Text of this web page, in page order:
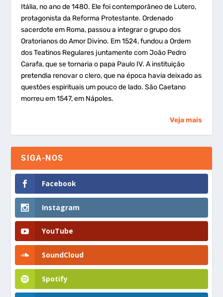
Itália, no ano de 1480. Ele foi contemporâneo de Lutero,
protagonista da Reforma Protestante. Ordenado
sacerdote em Roma, passou a integrar o grupo dos
Oratorianos do Amor Divino. Em 1524, fundou a Ordem
dos Teatinos Regulares juntamente com João Pedro
Carafa, que se tornaria o papa Paulo IV. A instituição
pretendia renovar o clero, que na época havia deixado as
questões espirituais um pouco de lado. São Caetano
morreu em 1547, em Nápoles.
Veja mais
SIGA-NOS
Facebook
Instagram
YouTube
SoundCloud
Spotify